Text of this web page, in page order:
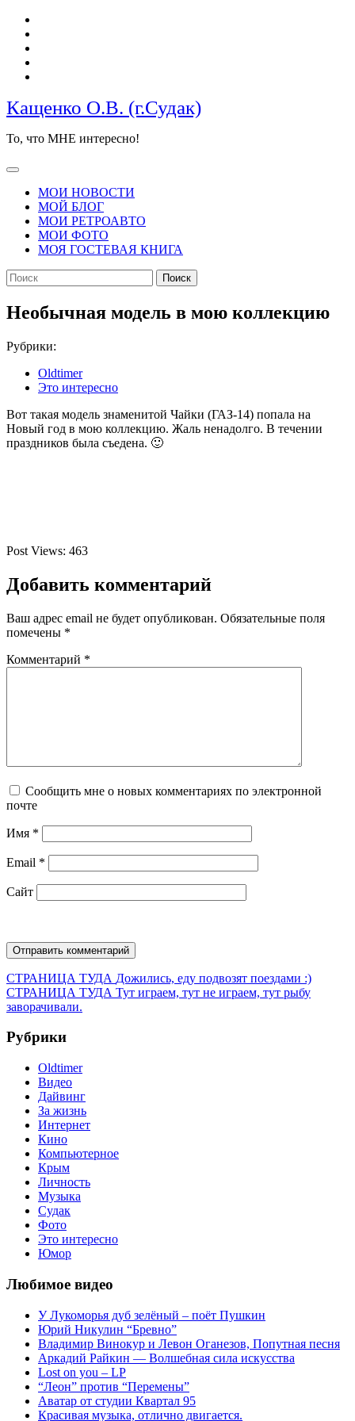
Перейти
содержимому
Кащенко О.В. (г.Судак)
То, что МНЕ интересно!
Кнопка
ОткрытьМОИ НОВОСТИ
МОЙ БЛОГ
МОИ РЕТРОАВТО
МОИ ФОТО
МОЯ ГОСТЕВАЯ КНИГА
КНОПКА
ЗАКРЫТЬ
Найти:
Необычная модель в мою коллекцию
Рубрики:
Oldtimer
Это интересно
Вот такая модель знаменитой Чайки (ГАЗ-14) попала на
Новый год в мою коллекцию. Жаль ненадолго. В течении
праздников была съедена. 🙂
Post Views: 463
Добавить комментарий
Ваш адрес email не будет опубликован. Обязательные поля
помечены *
Комментарий *
Сообщить мне о новых комментариях по электронной
почте
Имя *
Email *
Сайт
Навигация
по
СТРАНИЦА ТУДА Предыдущая
запись:
Дожились, еду подвозят поездами :)
СТРАНИЦА ТУДА Следующая
Тут играем, тут не играем, тут рыбу
заворачивали.
Рубрики
Oldtimer
Видео
Дайвинг
За жизнь
Интернет
Кино
Компьютерное
Крым
Личность
Музыка
Судак
Фото
Это интересно
Юмор
Любимое видео
У Лукоморья дуб зелёный – поёт Пушкин
Юрий Никулин “Бревно”
Владимир Винокур и Левон Оганезов, Попутная песня
Аркадий Райкин — Волшебная сила искусства
Lost on you – LP
“Леон” против “Перемены”
Аватар от студии Квартал 95
Красивая музыка, отлично двигается.